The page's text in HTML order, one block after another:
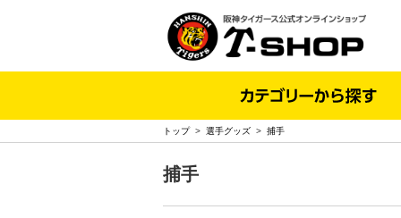
トップ> 選手グッズ > 捕手
捕手